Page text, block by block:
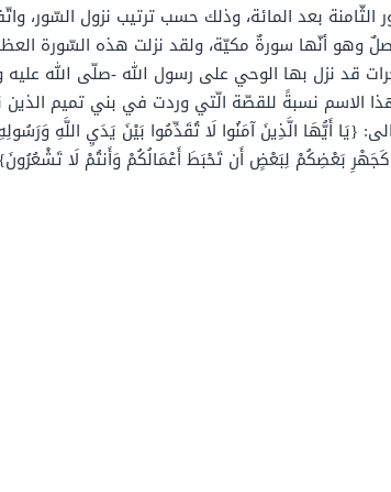
بعد المائة، وذلك حسب ترتيب نزول السّور،
وهو أنّها سورةٌ مكيّة، ولقد نزلت هذه السّورة
قد نزل بها الوحي على رسول الله -صلّى الله
الاسم نسبةً للقصّة الّتي وردت في بني تميم الذين
أَيُّهَا الَّذِينَ آمَنُوا لَا تُقَدِّمُوا بَيْنَ يَدَيِ اللَّهِ
كَجَهْرِ بَعْضِكُمْ لِبَعْضٍ أَن تَحْبَطَ أَعْمَالُكُمْ وَأَنتُمْ لَا